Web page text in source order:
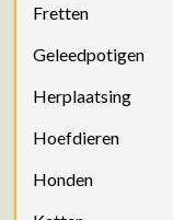
Fretten
Geleedpotigen
Herplaatsing
Hoefdieren
Honden